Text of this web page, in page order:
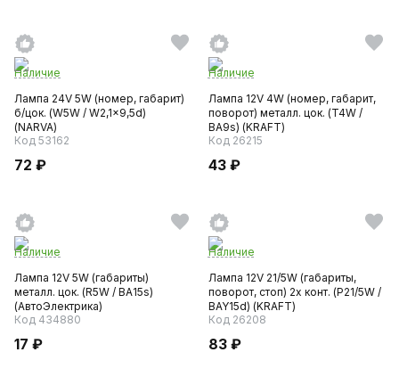
Наличие
Лампа 24V 5W (номер, габарит)
б/цок. (W5W / W2,1x9,5d)
(NARVA)
Код 53162
72 ₽
Наличие
Лампа 12V 4W (номер, габарит,
поворот) металл. цок. (T4W /
BA9s) (KRAFT)
Код 26215
43 ₽
Наличие
Лампа 12V 5W (габариты)
металл. цок. (R5W / BA15s)
(АвтоЭлектрика)
Код 434880
17 ₽
Наличие
Лампа 12V 21/5W (габариты,
поворот, стоп) 2х конт. (P21/5W /
BAY15d) (KRAFT)
Код 26208
83 ₽